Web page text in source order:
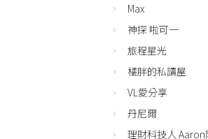
Max
神探 啦可一
旅程星光
橘胖的私讀屋
VL愛分享
丹尼爾
理財科技人 Aaron